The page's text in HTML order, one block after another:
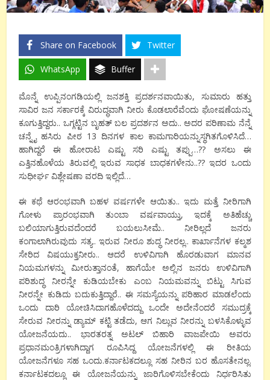
Share on Facebook Twitter
WhatsApp Buffer
ಮೊನ್ನೆ ಉಪ್ಪಿನಂಗಡಿಯಲ್ಲಿ ಜನಶಕ್ತಿ ಪ್ರದರ್ಶನವಾಯಿತು, ಸುಮಾರು ಹತ್ತು
ಸಾವಿರ ಜನ ಸರ್ಕಾರಕ್ಕೆ ವಿರುದ್ಧವಾಗಿ ನೀರು ಕೊಡಲಾರೆವೆಂದು ಘೋಷಣೆಯನ್ನು
ಕೂಗುತ್ತಿದ್ದರು.. ಒಗ್ಗಟ್ಟಿನ ಬೃಹತ್ ಬಲ ಪ್ರದರ್ಶನ ಅದು..ಅದರ ಪರಿಣಾಮ ನೆನ್ನೆ
ಚನ್ನೈ ಹಸಿರು ಪೀಠ 13ದಿನಗಳ ಕಾಲ ಕಾಮಗಾರಿಯನ್ನುಸ್ಥಗಿತಗೊಳಿಸಿದೆ…
ಹಾಗಿದ್ದರೆ
ಈ ಹೋರಾಟ ಎಷ್ಟು ಸರಿ ಎಷ್ಟು ತಪ್ಪು …?? ಅಸಲು
ಈ
ಎತ್ತಿನಹೊಳೆಯ ತಿರುವಲ್ಲಿ ಇರುವ ಸಾಧಕ ಬಾಧಕಗಳೇನು..??ಇದರ ಒಂದು
ಸುಧೀರ್ಘ ವಿಶ್ಲೇಷಣಾ ವರದಿ ಇಲ್ಲಿದೆ…
ಈ ಕಥೆ ಆರಂಭವಾಗಿ ಬಹಳ ವರ್ಷಗಳೇ ಆಯಿತು..ಇದು ಮತ್ತೆ ನೀರಿಗಾಗಿ
ಗೋಳು
ಪ್ರಾರಂಭವಾಗಿ ತುಂಬಾ ವರ್ಷವಾಯ್ತು,ಇದಕ್ಕೆ
ಅತಿಹೆಚ್ಚು
ಬಲಿಯಾಗುತ್ತಿರುವದೆಂದರೆ
ಬಯಲುಸೀಮೆ.. ನೀರಿಲ್ಲದೆ
ಜನರು
ಕಂಗಾಲಾಗಿರುವುದು ಸತ್ಯ..ಇರುವ ನೀರೂ ಶುದ್ಧ ನೀರಲ್ಲ..ಕಾರ್ಖಾನೆಗಳ ಕಲ್ಮಶ
ಸೇರಿದ
ವಿಷಯುಕ್ತನೀರು..ಆದರೆ ಉಳಿವಿಗಾಗಿ ಹೊರಡುವಾಗ
ಮಾನವ
ನಿಯಮಗಳನ್ನು
ಮೀರುತ್ತಾನಂತೆ,ಹಾಗೆಯೇ ಅಲ್ಲಿನ ಜನರು
ಉಳಿವಿಗಾಗಿ
ಪರಿಶುದ್ಧ
ನೀರನ್ನೇ ಕುಡಿಯಬೇಕು ಎಂಬ ನಿಯಮವನ್ನು ಬಿಟ್ಟು
ಸಿಗುವ
ನೀರನ್ನೇ ಕುಡಿದು ಬದುಕುತ್ತಿದ್ದಾರೆ.. ಈ ಸಮಸ್ಯೆಯನ್ನು ಪರಿಹಾರ ಮಾಡಲೆಂದು
ಒಂದು
ದಾರಿ ಯೋಚಿಸಿದಾಗಹೊಳೆದದ್ದು ಒಂದೇ ಅದೇನೆಂದರೆ
ಸಮುದ್ರಕ್ಕೆ
ಸೇರುವ ನೀರನ್ನು ಡ್ಯಾಮ್ ಕಟ್ಟಿ ತಡೆದು,ಆಗ ನಿಲ್ಲುವ ನೀರನ್ನು ಬಳಸಿಕೊಳ್ಳುವ
ಯೋಜನೆಯದು.. ಭಾರತರತ್ನ ಅಟಲ್ ಬಿಹಾರಿ ವಾಜಪೇಯಿ
ಅವರು
ಪ್ರಧಾನಮಂತ್ರಿಗಳಾಗಿದ್ದಾಗ
ರೂಪಿಸಿದ್ದ ಯೋಜನೆಗಳಲ್ಲಿ ಈ
ರೀತಿಯ
ಯೋಜನೆಗಳೂ ಸಹ ಒಂದು.ಕರ್ನಾಟಕದಲ್ಲೂ ಸಹ ನೀರಿನ ಬರ ಹೊಸತೇನಲ್ಲ.
ಕರ್ನಾಟಕದಲ್ಲೂ ಈ ಯೋಜನೆಯನ್ನು ಜಾರಿಗೊಳಿಸಬೇಕೆಂದು
ನಿರ್ಧರಿಸಿತು